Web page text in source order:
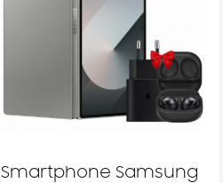
Smartphone Samsung